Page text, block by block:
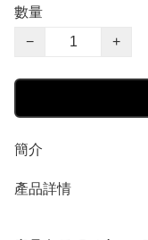
數量
−
+
簡介
產品詳情